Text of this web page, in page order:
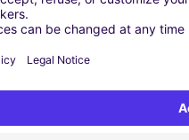
Vergelijkbare